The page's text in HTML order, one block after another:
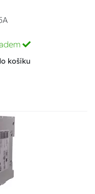
košíku